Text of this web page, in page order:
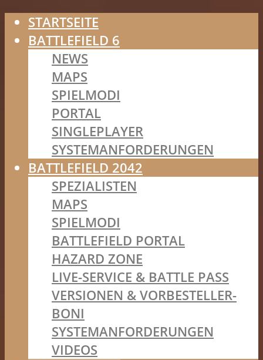
STARTSEITE
BATTLEFIELD 6
NEWS
MAPS
SPIELMODI
PORTAL
SINGLEPLAYER
SYSTEMANFORDERUNGEN
BATTLEFIELD 2042
SPEZIALISTEN
MAPS
SPIELMODI
BATTLEFIELD PORTAL
HAZARD ZONE
LIVE-SERVICE & BATTLE PASS
VERSIONEN & VORBESTELLER-
BONI
SYSTEMANFORDERUNGEN
VIDEOS